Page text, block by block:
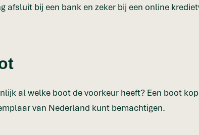
bij een bank en zeker bij een online
al welke boot de voorkeur heeft? Een boot
van Nederland kunt bemachtigen.